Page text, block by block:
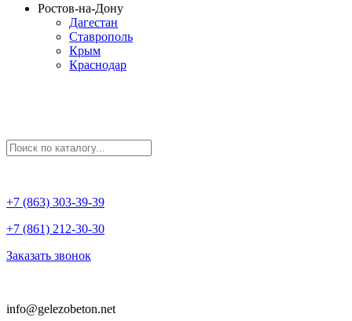
Ростов-на-Дону
Дагестан
Ставрополь
Крым
Краснодар
+7 (863) 303-39-39
+7 (861) 212-30-30
Заказать звонок
info@gelezobeton.net